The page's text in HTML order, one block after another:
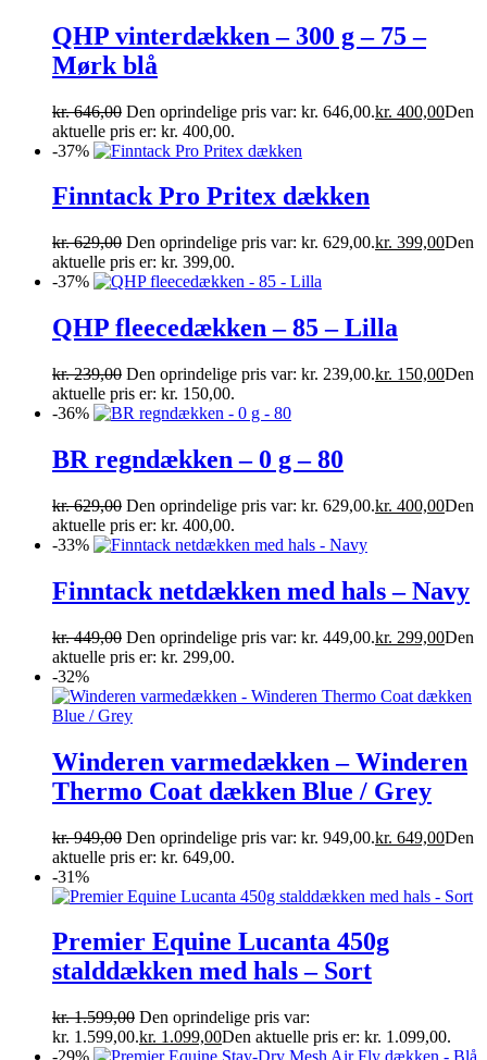
QHP vinterdækken – 300 g – 75 –
Mørk blå
kr.646,00 Den oprindelige pris var: kr. 646,00.kr. 400,00Den
aktuelle pris er: kr. 400,00.
-37%
Finntack Pro Pritex dækken
kr.629,00 Den oprindelige pris var: kr. 629,00.kr. 399,00Den
aktuelle pris er: kr. 399,00.
-37%
QHP fleecedækken – 85 – Lilla
kr.239,00 Den oprindelige pris var: kr. 239,00.kr. 150,00Den
aktuelle pris er: kr. 150,00.
-36%
BR regndækken – 0 g – 80
kr.629,00 Den oprindelige pris var: kr. 629,00.kr. 400,00Den
aktuelle pris er: kr. 400,00.
-33%
Finntack netdækken med hals – Navy
kr.449,00 Den oprindelige pris var: kr. 449,00.kr. 299,00Den
aktuelle pris er: kr. 299,00.
-32%
Winderen varmedækken – Winderen
Thermo Coat dækken Blue / Grey
kr.949,00 Den oprindelige pris var: kr. 949,00.kr. 649,00Den
aktuelle pris er: kr. 649,00.
-31%
Premier Equine Lucanta 450g
stalddækken med hals – Sort
kr.1.599,00 Den oprindelige pris var:
kr. 1.599,00.kr. 1.099,00Den aktuelle pris er: kr. 1.099,00.